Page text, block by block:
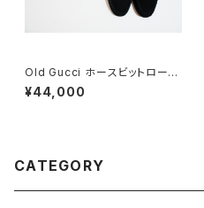
Old Gucci ホースビットローフ
ァー 6.5B スエードBK
¥44,000
CATEGORY